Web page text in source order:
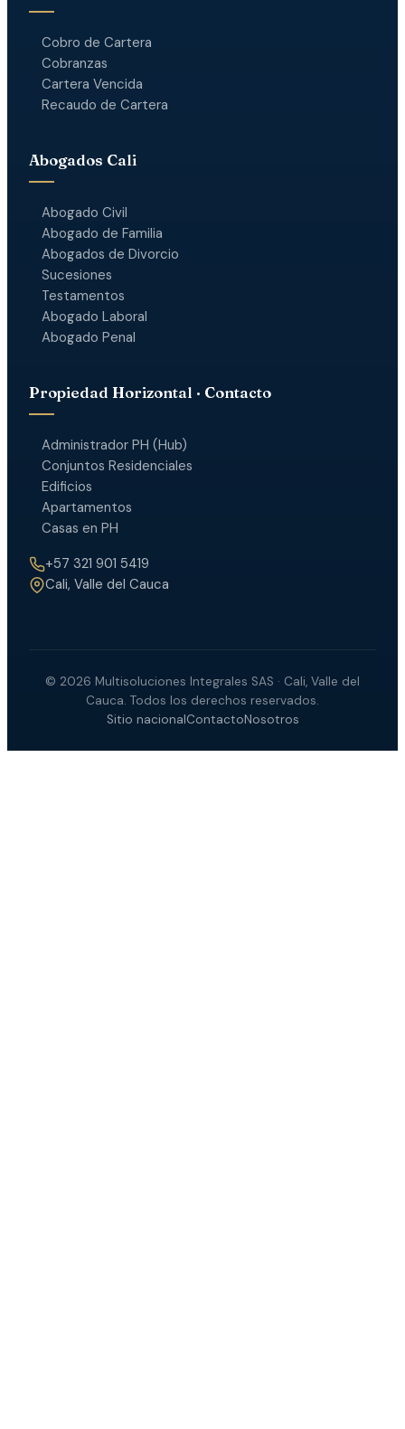
Cobro de Cartera
Cobranzas
Cartera Vencida
Recaudo de Cartera
Abogados Cali
Abogado Civil
Abogado de Familia
Abogados de Divorcio
Sucesiones
Testamentos
Abogado Laboral
Abogado Penal
Propiedad Horizontal · Contacto
Administrador PH (Hub)
Conjuntos Residenciales
Edificios
Apartamentos
Casas en PH
+57 321 901 5419
Cali, Valle del Cauca
© 2026 Multisoluciones Integrales SAS · Cali, Valle del
Cauca. Todos los derechos reservados.
Sitio nacionalContactoNosotros